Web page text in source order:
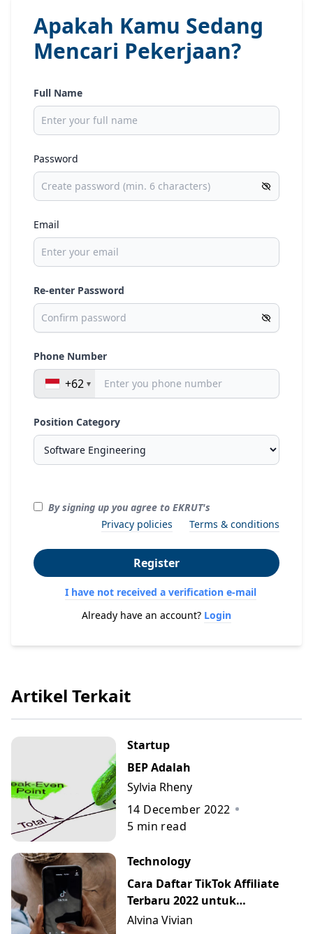
Apakah Kamu Sedang
Mencari Pekerjaan?
Full Name
Password
Email
Re-enter Password
Phone Number
+62
Position Category
By signing up you agree to EKRUT's
Privacy policies
Terms & conditions
Register
I have not received a verification e-mail
Already have an account? Login
Artikel Terkait
Startup
BEP Adalah
Sylvia Rheny
14 December 2022
5 min read
Technology
Cara Daftar TikTok Affiliate
Terbaru 2022 untuk
Menambah Penghasilan
Alvina Vivian